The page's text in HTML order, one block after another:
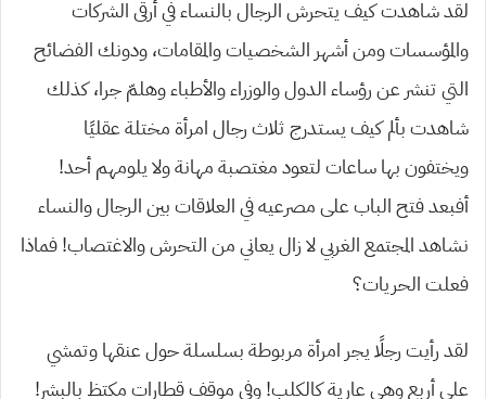
لقد شاهدت كيف يتحرش الرجال بالنساء في أرقى الشركات
والمؤسسات ومن أشهر الشخصيات والمقامات، ودونك الفضائح
التي تنشر عن رؤساء الدول والوزراء والأطباء وهلمّ جرا، كذلك
شاهدت بألم كيف يستدرج ثلاث رجال امرأة مختلة عقليًا
ويختفون بها ساعات لتعود مغتصبة مهانة ولا يلومهم أحد!
أفبعد فتح الباب على مصرعيه في العلاقات بين الرجال والنساء
نشاهد المجتمع الغربي لا زال يعاني من التحرش والاغتصاب! فماذا
فعلت الحريات؟
لقد رأيت رجلًا يجر امرأة مربوطة بسلسلة حول عنقها وتمشي
على أربع وهي عارية كالكلب! وفي موقف قطارات مكتظ بالبشر!